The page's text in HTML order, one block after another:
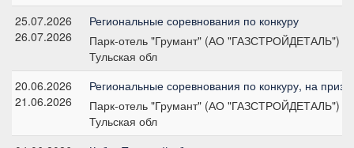
25.07.2026
26.07.2026
Региональные соревнования по конкуру
Парк-отель "Грумант" (АО "ГАЗСТРОЙДЕТАЛЬ")
Тульская обл
20.06.2026
21.06.2026
Региональные соревнования по конкуру, на
Парк-отель "Грумант" (АО "ГАЗСТРОЙДЕТАЛЬ")
Тульская обл